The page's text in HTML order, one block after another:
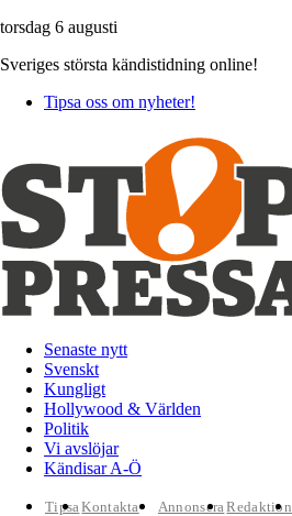
torsdag 6 augusti
Sveriges största kändistidning online!
Tipsa oss om nyheter!
Senaste nytt
Svenskt
Kungligt
Hollywood & Världen
Politik
Vi avslöjar
Kändisar A-Ö
TipsaKontakta
AnnonseraRedaktion